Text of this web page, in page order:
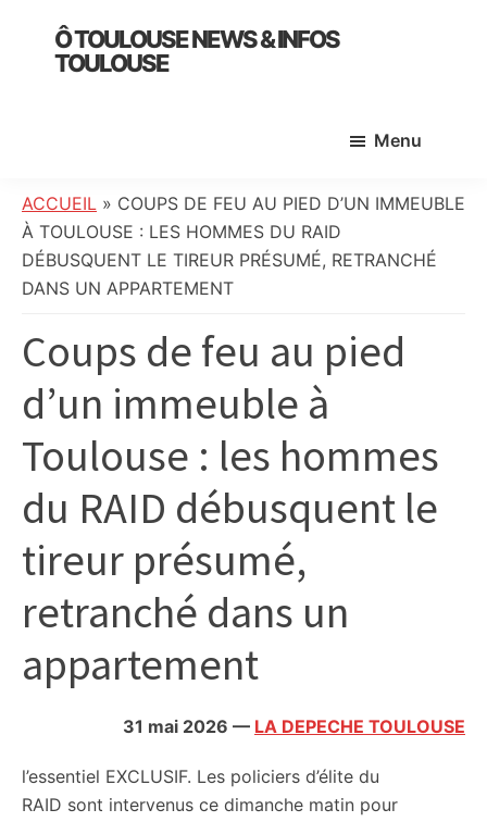
primary
Ô TOULOUSE NEWS & INFOS
TOULOUSE
:
info
locale,
société,
politique,
météo,
faits
et
citoyennes
Menu
ACCUEIL » COUPS DE FEU AU PIED D’UN IMMEUBLE
À TOULOUSE : LES HOMMES DU RAID
DÉBUSQUENT LE TIREUR PRÉSUMÉ, RETRANCHÉ
DANS UN APPARTEMENT
Coups de feu au pied
d’un immeuble à
Toulouse : les hommes
du RAID débusquent le
tireur présumé,
retranché dans un
appartement
31 mai 2026 — LA DEPECHE TOULOUSE
l’essentiel EXCLUSIF. Les policiers d’élite du
RAID sont intervenus ce dimanche matin pour